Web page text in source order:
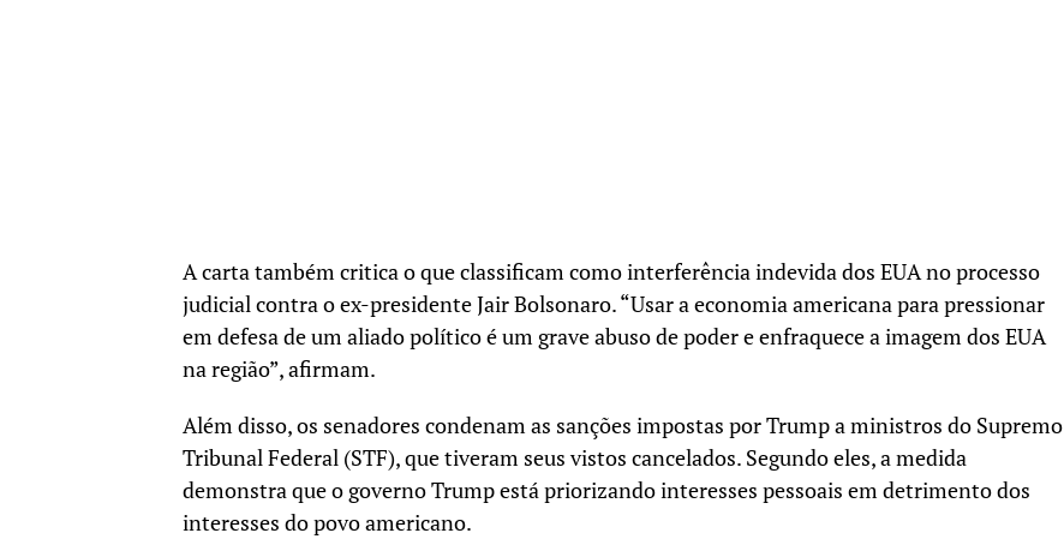
A carta também critica o que classificam como interferência indevida dos EUA no processo
judicial contra o ex-presidente Jair Bolsonaro. “Usar a economia americana para pressionar
em defesa de um aliado político é um grave abuso de poder e enfraquece a imagem dos EUA
na região”, afirmam.
Além disso, os senadores condenam as sanções impostas por Trump a ministros do Supremo
Tribunal Federal (STF), que tiveram seus vistos cancelados. Segundo eles, a medida
demonstra que o governo Trump está priorizando interesses pessoais em detrimento dos
interesses do povo americano.